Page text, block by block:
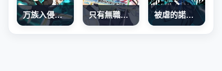
万族入侵：开局驯化史诗级巨兽 只有無職是不會辭去的 被虐的諾艾爾